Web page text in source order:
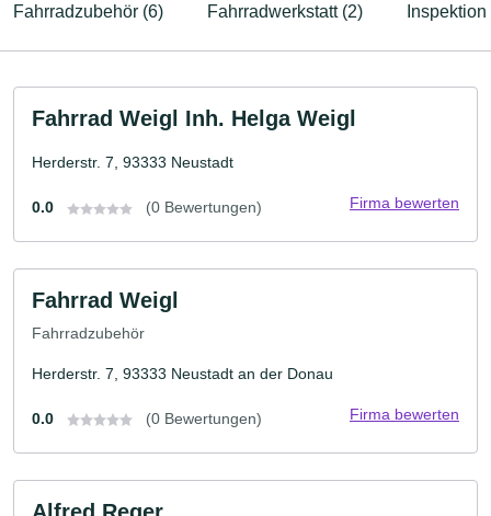
Fahrradzubehör (6) Fahrradwerkstatt (2) Inspektion
Fahrrad Weigl Inh. Helga Weigl
Herderstr. 7, 93333 Neustadt
0.0 (0 Bewertungen) Firma bewerten
Fahrrad Weigl
Fahrradzubehör
Herderstr. 7, 93333 Neustadt an der Donau
0.0 (0 Bewertungen) Firma bewerten
Alfred Reger